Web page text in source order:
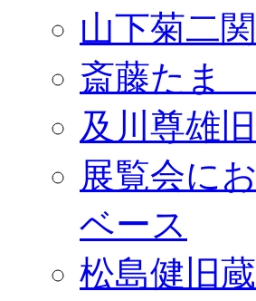
山下菊二
斎藤たま
及川尊雄
展覧会に
ベース
松島健旧